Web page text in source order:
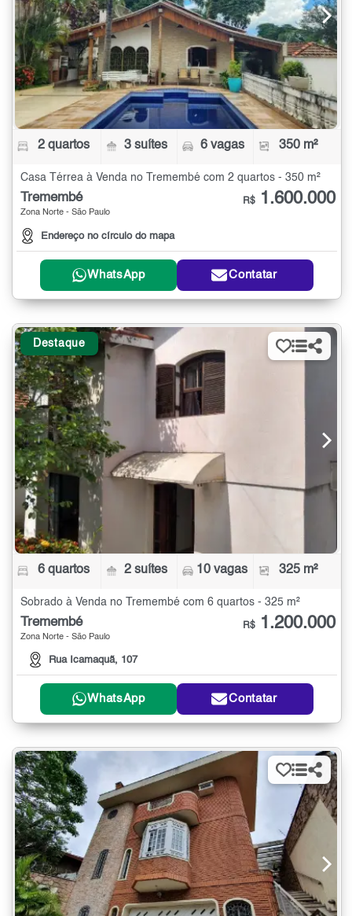
2 quartos 3 suítes 6 vagas 350 m²
Casa Térrea à Venda no Tremembé com 2 quartos - 350 m²
Tremembé
Zona Norte - São Paulo
Endereço no círculo do mapa
R$ 1.600.000
WhatsApp Contatar
Destaque
6 quartos 2 suítes 10 vagas 325 m²
Sobrado à Venda no Tremembé com 6 quartos - 325 m²
Tremembé
Zona Norte - São Paulo
Rua Icamaquã, 107
R$ 1.200.000
WhatsApp Contatar